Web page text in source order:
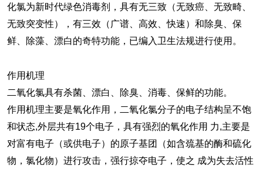
化氯为新时代绿色消毒剂，具有无三致（无致癌、无致畸、
无致突变性），有三效（广谱、高效、快速）和除臭、保
鲜、除藻、漂白的奇特功能，已编入卫生法规进行使用。
作用机理
二氧化氯具有杀菌、漂白、除臭、消毒、保鲜的功能。
作用机理主要是氧化作用，二氧化氯分子的电子结构呈不饱
和状态,外层共有19个电子，具有强烈的氧化作用 力,主要是
对富有电子（或供电子）的原子基团（如含巯基的酶和硫化
物，氯化物）进行攻击，强行掠夺电子，使之 成为失去活性